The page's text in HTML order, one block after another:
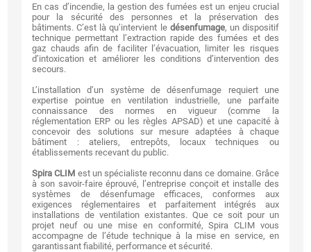
En cas d’incendie, la gestion des fumées est un enjeu crucial
pour la sécurité des personnes et la préservation des
bâtiments. C’est là qu’intervient le désenfumage, un dispositif
technique permettant l’extraction rapide des fumées et des
gaz chauds afin de faciliter l’évacuation, limiter les risques
d’intoxication et améliorer les conditions d’intervention des
secours.
L’installation d’un système de désenfumage requiert une
expertise pointue en ventilation industrielle, une parfaite
connaissance des normes en vigueur (comme la
réglementation ERP ou les règles APSAD) et une capacité à
concevoir des solutions sur mesure adaptées à chaque
bâtiment : ateliers, entrepôts, locaux techniques ou
établissements recevant du public.
Spira CLIM est un spécialiste reconnu dans ce domaine. Grâce
à son savoir-faire éprouvé, l’entreprise conçoit et installe des
systèmes de désenfumage efficaces, conformes aux
exigences réglementaires et parfaitement intégrés aux
installations de ventilation existantes. Que ce soit pour un
projet neuf ou une mise en conformité, Spira CLIM vous
accompagne de l’étude technique à la mise en service, en
garantissant fiabilité, performance et sécurité.